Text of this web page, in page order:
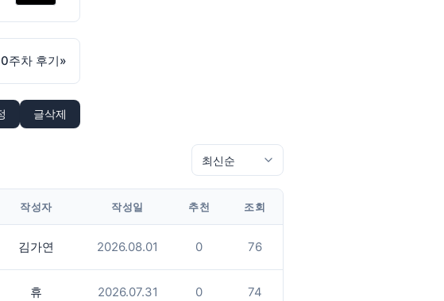
주차 후기»
글삭제
작성자 작성일 추천 조회
김가연 2026.08.01 0 76
휴 2026.07.31 0 74